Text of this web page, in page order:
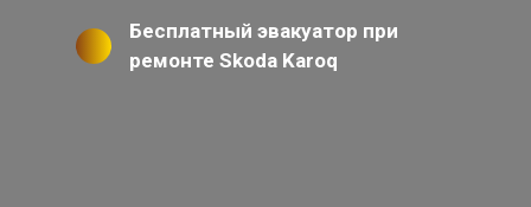
Бесплатный эвакуатор при
ремонте Skoda Karoq